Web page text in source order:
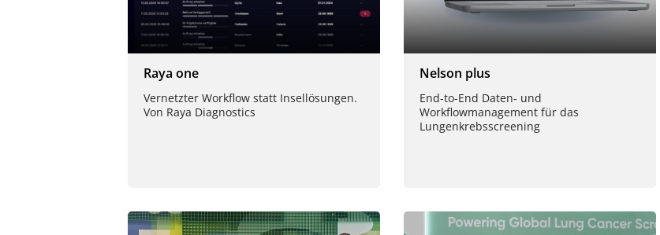
Raya one
Vernetzter Workflow statt Insellösungen.
Von Raya Diagnostics
Nelson plus
End-to-End Daten- und
Workflowmanagement für das
Lungenkrebsscreening